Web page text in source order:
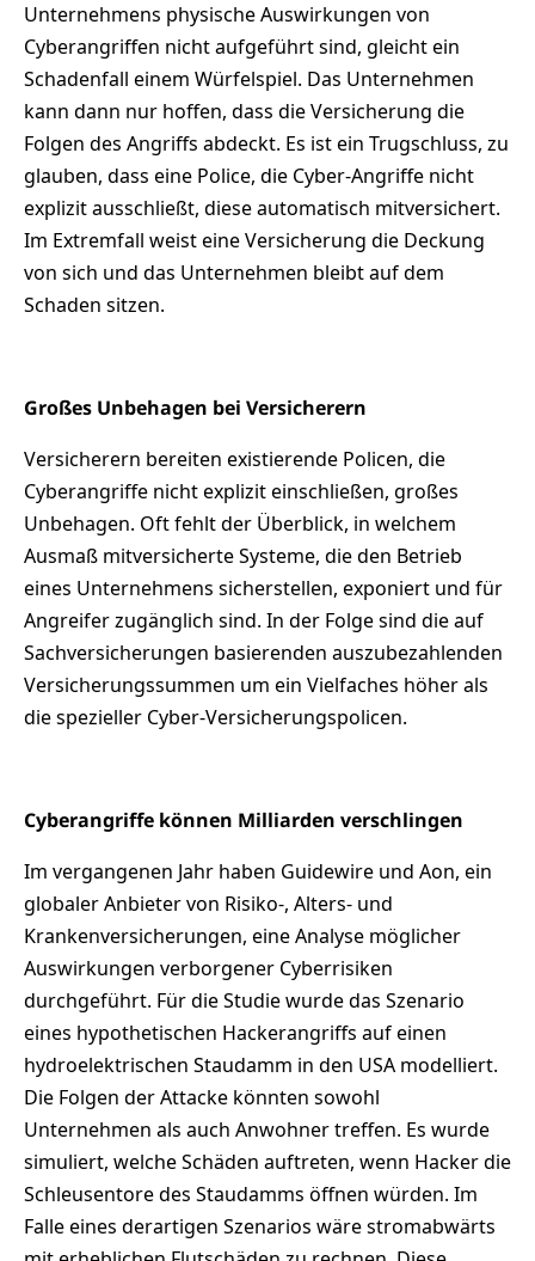
Unternehmens physische Auswirkungen von
Cyberangriffen nicht aufgeführt sind, gleicht ein
Schadenfall einem Würfelspiel. Das Unternehmen
kann dann nur hoffen, dass die Versicherung die
Folgen des Angriffs abdeckt. Es ist ein Trugschluss, zu
glauben, dass eine Police, die Cyber-Angriffe nicht
explizit ausschließt, diese automatisch mitversichert.
Im Extremfall weist eine Versicherung die Deckung
von sich und das Unternehmen bleibt auf dem
Schaden sitzen.
Großes Unbehagen bei Versicherern
Versicherern bereiten existierende Policen, die
Cyberangriffe nicht explizit einschließen, großes
Unbehagen. Oft fehlt der Überblick, in welchem
Ausmaß mitversicherte Systeme, die den Betrieb
eines Unternehmens sicherstellen, exponiert und für
Angreifer zugänglich sind. In der Folge sind die auf
Sachversicherungen basierenden auszubezahlenden
Versicherungssummen um ein Vielfaches höher als
die spezieller Cyber-Versicherungspolicen.
Cyberangriffe können Milliarden verschlingen
Im vergangenen Jahr haben Guidewire und Aon, ein
globaler Anbieter von Risiko-, Alters- und
Krankenversicherungen, eine Analyse möglicher
Auswirkungen verborgener Cyberrisiken
durchgeführt. Für die Studie wurde das Szenario
eines hypothetischen Hackerangriffs auf einen
hydroelektrischen Staudamm in den USA modelliert.
Die Folgen der Attacke könnten sowohl
Unternehmen als auch Anwohner treffen. Es wurde
simuliert, welche Schäden auftreten, wenn Hacker die
Schleusentore des Staudamms öffnen würden. Im
Falle eines derartigen Szenarios wäre stromabwärts